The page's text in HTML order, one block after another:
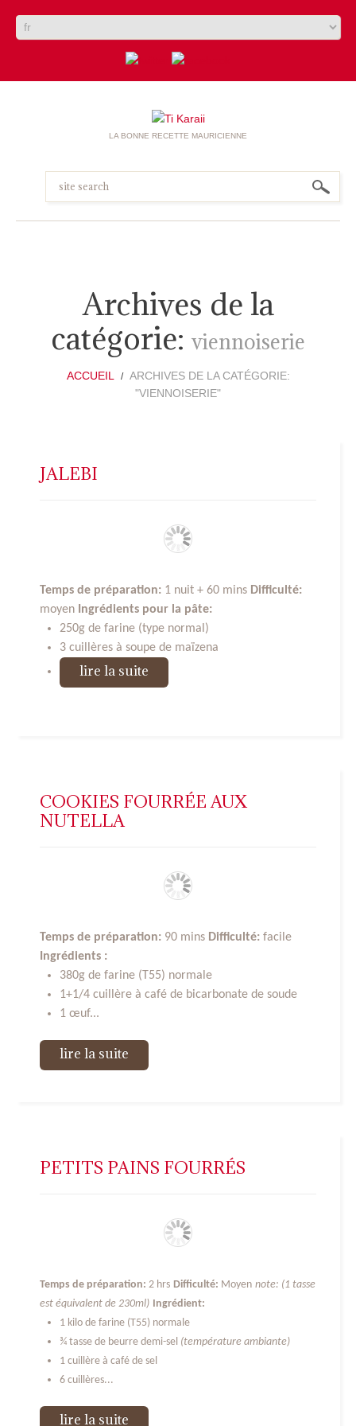
LA BONNE RECETTE MAURICIENNE
Archives de la
catégorie: viennoiserie
ACCUEIL
ARCHIVES DE LA CATÉGORIE:
"VIENNOISERIE"
JALEBI
Temps de préparation: 1 nuit + 60 mins Difficulté:
moyen Ingrédients pour la pâte:
250g de farine (type normal)
3 cuillères à soupe de maïzena
lire la suite
COOKIES FOURRÉE AUX
NUTELLA
Temps de préparation: 90 mins Difficulté: facile
Ingrédients :
380g de farine (T55) normale
1+1/4 cuillère à café de bicarbonate de soude ­
1 œuf...
lire la suite
PETITS PAINS FOURRÉS
Temps de préparation: 2 hrs Difficulté: Moyen note: (1 tasse
est équivalent de 230ml) Ingrédient:
1 kilo de farine (T55) normale
¾ tasse de beurre demi-sel (température ambiante)
1 cuillère à café de sel
6 cuillères...
lire la suite